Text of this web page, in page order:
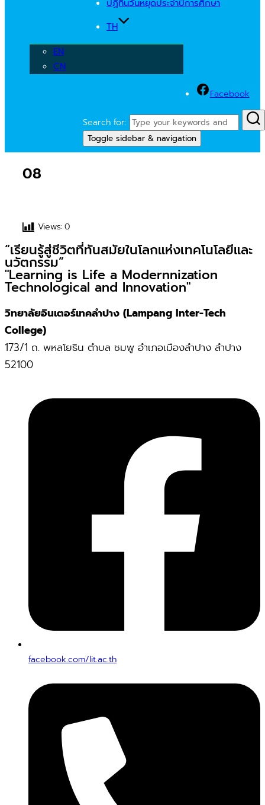
ปฏิทินวันหยุดประจำปีการศึกษา
TH
EN
CN
Facebook
Search for:
Toggle sidebar & navigation
08
Views:0
“เรียนรู้สู่ชีวิตที่ทันสมัยในโลกแห่งเทคโนโลยีและ
นวัตกรรม”
"Learning is Life a Modernnization
Technological and Innovation"
วิทยาลัยอินเตอร์เทคลำปาง (Lampang Inter-Tech
College)
173/1 ถ. พหลโยธิน ตำบล ชมพู อำเภอเมืองลำปาง ลำปาง
52100
facebook.com/lit.ac.th